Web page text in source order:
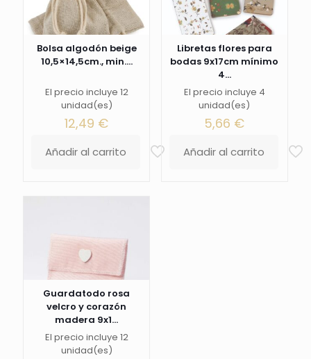
Bolsa algodón beige
10,5×14,5cm., min....
El precio incluye 12
unidad(es)
12,49 €
Añadir al carrito
Libretas flores para
bodas 9x17cm mínimo
4...
El precio incluye 4
unidad(es)
5,66 €
Añadir al carrito
Guardatodo rosa
velcro y corazón
madera 9x1...
El precio incluye 12
unidad(es)